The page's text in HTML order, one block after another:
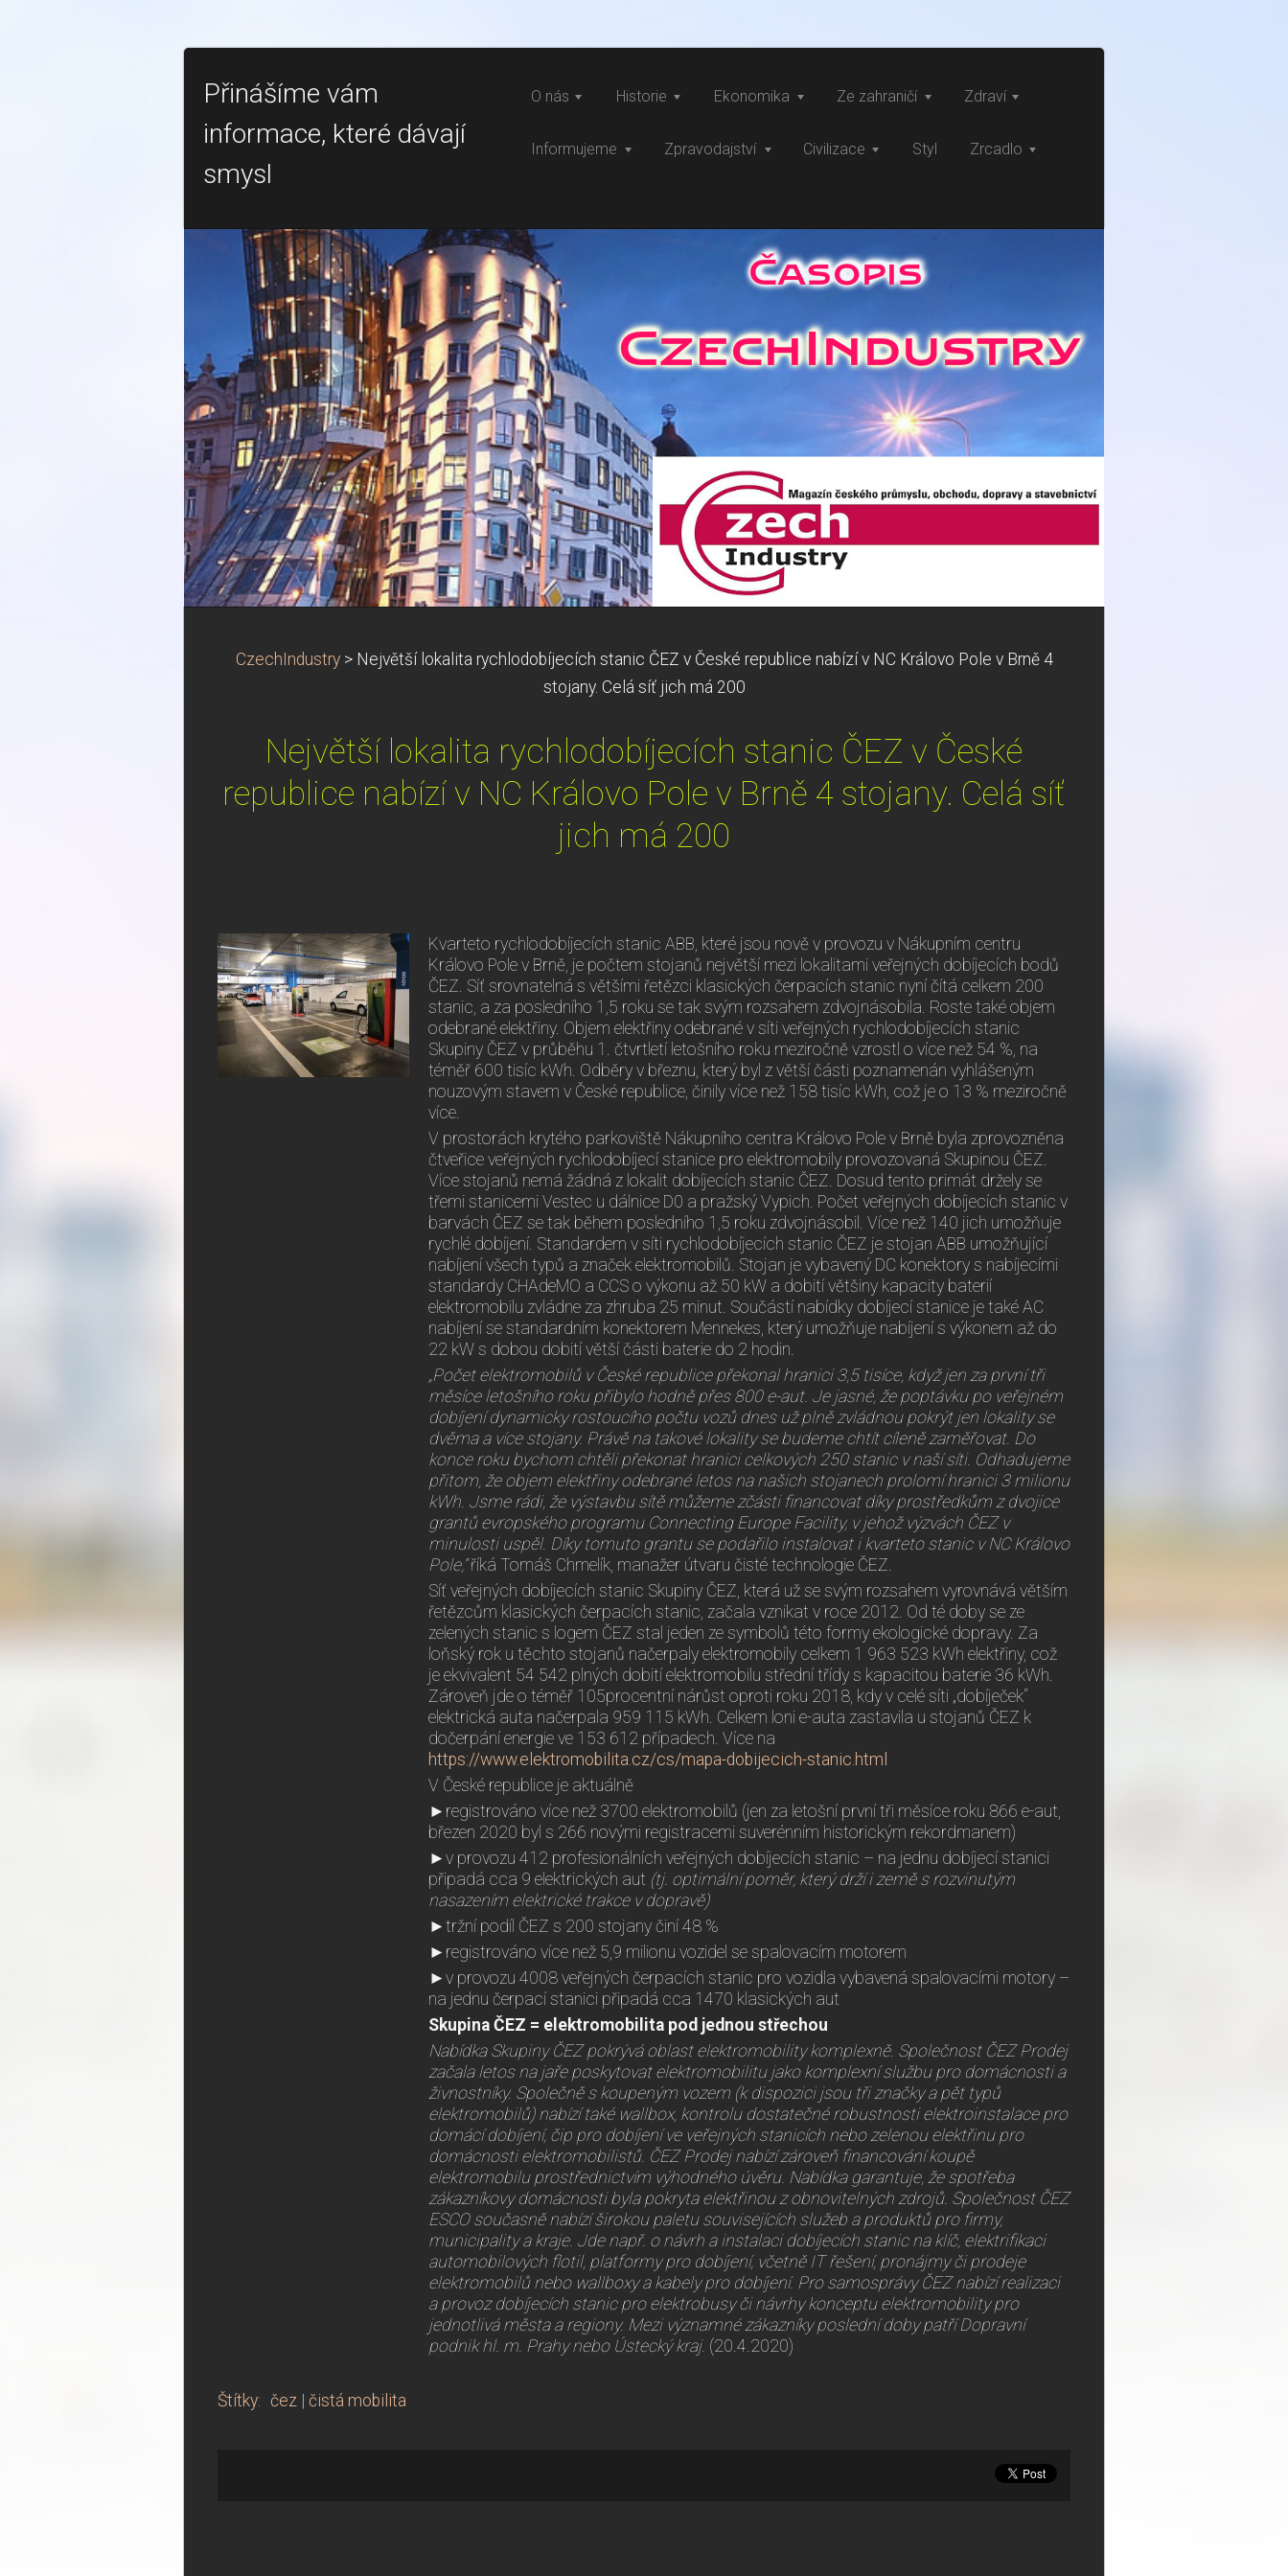
Přinášíme vám
informace, které dávají
smysl
O nás Historie Ekonomika Ze zahraničí Zdraví
Informujeme Zpravodajství Civilizace Styl Zrcadlo
CzechIndustry > Největší lokalita rychlodobíjecích stanic ČEZ v České republice nabízí v NC Královo Pole v Brně 4
stojany. Celá síť jich má 200
Největší lokalita rychlodobíjecích stanic ČEZ v České
republice nabízí v NC Královo Pole v Brně 4 stojany. Celá síť
jich má 200
Kvarteto rychlodobíjecích stanic ABB, které jsou nově v provozu v Nákupním centru
Královo Pole v Brně, je počtem stojanů největší mezi lokalitami veřejných dobíjecích bodů
ČEZ. Síť srovnatelná s většími řetězci klasických čerpacích stanic nyní čítá celkem 200
stanic, a za posledního 1,5 roku se tak svým rozsahem zdvojnásobila. Roste také objem
odebrané elektřiny. Objem elektřiny odebrané v síti veřejných rychlodobíjecích stanic
Skupiny ČEZ v průběhu 1. čtvrtletí letošního roku meziročně vzrostl o více než 54 %, na
téměř 600 tisíc kWh. Odběry v březnu, který byl z větší části poznamenán vyhlášeným
nouzovým stavem v České republice, činily více než 158 tisíc kWh, což je o 13 % meziročně
více.
V prostorách krytého parkoviště Nákupního centra Královo Pole v Brně byla zprovozněna
čtveřice veřejných rychlodobíjecí stanice pro elektromobily provozovaná Skupinou ČEZ.
Více stojanů nemá žádná z lokalit dobíjecích stanic ČEZ. Dosud tento primát držely se
třemi stanicemi Vestec u dálnice D0 a pražský Vypich. Počet veřejných dobíjecích stanic v
barvách ČEZ se tak během posledního 1,5 roku zdvojnásobil. Více než 140 jich umožňuje
rychlé dobíjení. Standardem v síti rychlodobíjecích stanic ČEZ je stojan ABB umožňující
nabíjení všech typů a značek elektromobilů. Stojan je vybavený DC konektory s nabíjecími
standardy CHAdeMO a CCS o výkonu až 50 kW a dobití většiny kapacity baterií
elektromobilu zvládne za zhruba 25 minut. Součástí nabídky dobíjecí stanice je také AC
nabíjení se standardním konektorem Mennekes, který umožňuje nabíjení s výkonem až do
22 kW s dobou dobití větší části baterie do 2 hodin.
„Počet elektromobilů v České republice překonal hranici 3,5 tisíce, když jen za první tři
měsíce letošního roku přibylo hodně přes 800 e-aut. Je jasné, že poptávku po veřejném
dobíjení dynamicky rostoucího počtu vozů dnes už plně zvládnou pokrýt jen lokality se
dvěma a více stojany. Právě na takové lokality se budeme chtít cíleně zaměřovat. Do
konce roku bychom chtěli překonat hranici celkových 250 stanic v naší síti. Odhadujeme
přitom, že objem elektřiny odebrané letos na našich stojanech prolomí hranici 3 milionu
kWh. Jsme rádi, že výstavbu sítě můžeme zčásti financovat díky prostředkům z dvojice
grantů evropského programu Connecting Europe Facility, v jehož výzvách ČEZ v
minulosti uspěl. Díky tomuto grantu se podařilo instalovat i kvarteto stanic v NC Královo
Pole,“říká Tomáš Chmelík, manažer útvaru čisté technologie ČEZ.
Síť veřejných dobíjecích stanic Skupiny ČEZ, která už se svým rozsahem vyrovnává větším
řetězcům klasických čerpacích stanic, začala vznikat v roce 2012. Od té doby se ze
zelených stanic s logem ČEZ stal jeden ze symbolů této formy ekologické dopravy. Za
loňský rok u těchto stojanů načerpaly elektromobily celkem 1 963 523 kWh elektřiny, což
je ekvivalent 54 542 plných dobití elektromobilu střední třídy s kapacitou baterie 36 kWh.
Zároveň jde o téměř 105procentní nárůst oproti roku 2018, kdy v celé síti „dobíječek“
elektrická auta načerpala 959 115 kWh. Celkem loni e-auta zastavila u stojanů ČEZ k
dočerpání energie ve 153 612 případech. Více na
https://www.elektromobilita.cz/cs/mapa-dobijecich-stanic.html
V České republice je aktuálně
►registrováno více než 3700 elektromobilů (jen za letošní první tři měsíce roku 866 e-aut,
březen 2020 byl s 266 novými registracemi suverénním historickým rekordmanem)
►v provozu 412 profesionálních veřejných dobíjecích stanic – na jednu dobíjecí stanici
připadá cca 9 elektrických aut (tj. optimální poměr, který drží i země s rozvinutým
nasazením elektrické trakce v dopravě)
►tržní podíl ČEZ s 200 stojany činí 48 %
►registrováno více než 5,9 milionu vozidel se spalovacím motorem
►v provozu 4008 veřejných čerpacích stanic pro vozidla vybavená spalovacími motory –
na jednu čerpací stanici připadá cca 1470 klasických aut
Skupina ČEZ = elektromobilita pod jednou střechou
Nabídka Skupiny ČEZ pokrývá oblast elektromobility komplexně. Společnost ČEZ Prodej
začala letos na jaře poskytovat elektromobilitu jako komplexní službu pro domácnosti a
živnostníky. Společně s koupeným vozem (k dispozici jsou tři značky a pět typů
elektromobilů) nabízí také wallbox, kontrolu dostatečné robustnosti elektroinstalace pro
domácí dobíjení, čip pro dobíjení ve veřejných stanicích nebo zelenou elektřinu pro
domácnosti elektromobilistů. ČEZ Prodej nabízí zároveň financování koupě
elektromobilu prostřednictvím výhodného úvěru. Nabídka garantuje, že spotřeba
zákazníkovy domácnosti byla pokryta elektřinou z obnovitelných zdrojů. Společnost ČEZ
ESCO současně nabízí širokou paletu souvisejících služeb a produktů pro firmy,
municipality a kraje. Jde např. o návrh a instalaci dobíjecích stanic na klíč, elektrifikaci
automobilových flotil, platformy pro dobíjení, včetně IT řešení, pronájmy či prodeje
elektromobilů nebo wallboxy a kabely pro dobíjení. Pro samosprávy ČEZ nabízí realizaci
a provoz dobíjecích stanic pro elektrobusy či návrhy konceptu elektromobility pro
jednotlivá města a regiony. Mezi významné zákazníky poslední doby patří Dopravní
podnik hl. m. Prahy nebo Ústecký kraj. (20.4.2020)
Štítky: čez čistá mobilita